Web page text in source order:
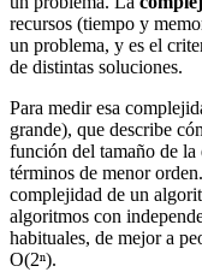
recursos (tiempo y
un problema, y es el
de distintas soluciones.
Para medir esa
grande), que describe
función del tamaño de la
términos de menor
complejidad de un
algoritmos con
habituales, de mejor a
O(2ⁿ).